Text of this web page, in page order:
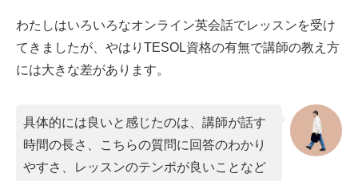
わたしはいろいろなオンライン英会話でレッスンを受け
てきましたが、やはりTESOL資格の有無で講師の教え方
には大きな差があります。
具体的には良いと感じたのは、講師が話す
時間の長さ、こちらの質問に回答のわかり
やすさ、レッスンのテンポが良いことなど